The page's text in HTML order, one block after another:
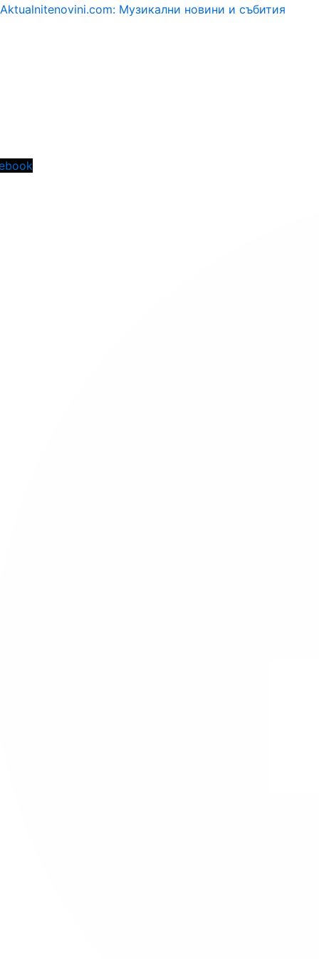
Aktualnitenovini.com: Музикални новини и събития
Menu